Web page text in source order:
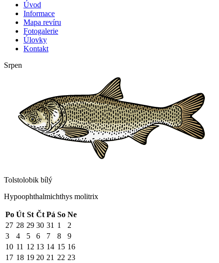
Úvod
Informace
Mapa revíru
Fotogalerie
Úlovky
Kontakt
Srpen
Tolstolobik bílý
Hypoophthalmichthys molitrix
Po Út St Čt Pá So Ne
27 28 29 30 31 1
2
3
4 5 6 7 8
9
10 11 12 13 14 15 16
17 18 19 20 21 22 23